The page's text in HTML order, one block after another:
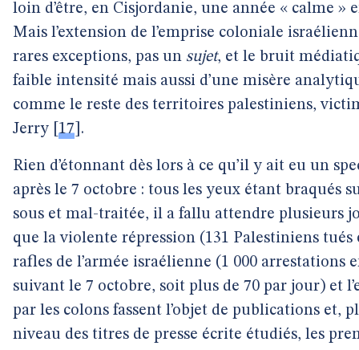
loin d’être, en Cisjordanie, une année « calme »
Mais l’extension de l’emprise coloniale
rares exceptions, pas un sujet, et le bruit
faible intensité mais aussi d’une misère
comme le reste des territoires palestiniens,
Jerry 17 .
Rien d’étonnant dès lors à ce qu’il y ait eu un
après le 7 octobre : tous les yeux étant braqués
sous et mal-traitée, il a fallu attendre plusieurs
que la violente répression (131 Palestiniens
rafles de l’armée israélienne (1 000 arrestations
suivant le 7 octobre, soit plus de 70 par jour) et
par les colons fassent l’objet de publications et,
niveau des titres de presse écrite étudiés, les